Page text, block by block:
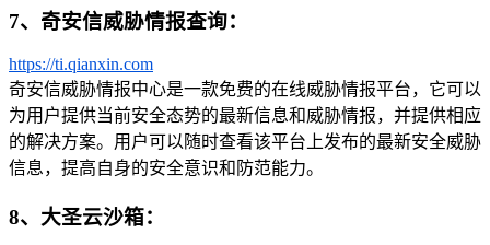
7、奇安信威胁情报查询：
https://ti.qianxin.com
奇安信威胁情报中心是一款免费的在线威胁情报平台，它可以
为用户提供当前安全态势的最新信息和威胁情报，并提供相应
的解决方案。用户可以随时查看该平台上发布的最新安全威胁
信息，提高自身的安全意识和防范能力。
8、大圣云沙箱：